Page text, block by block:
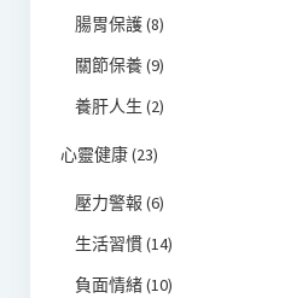
腸胃保護(8)
關節保養(9)
養肝人生 (2)
心靈健康(23)
壓力警報 (6)
生活習慣(14)
負面情緒(10)